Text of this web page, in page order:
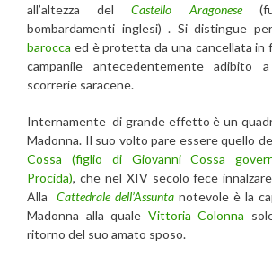
all’altezza delCastello Aragonese(fu
bombardamenti inglesi) . Si distingue
barocca ed è protetta da una cancellata in
campanile antecedentemente adibito
scorrerie saracene.
Internamente di grande effetto è un
Madonna. Il suo volto pare essere quello
Cossa (figlio di Giovanni Cossa
Procida), che nel XIV secolo fece
Alla Cattedrale dell’Assunta notevole è la
Madonna alla quale Vittoria Colonna
ritorno del suo amato sposo.